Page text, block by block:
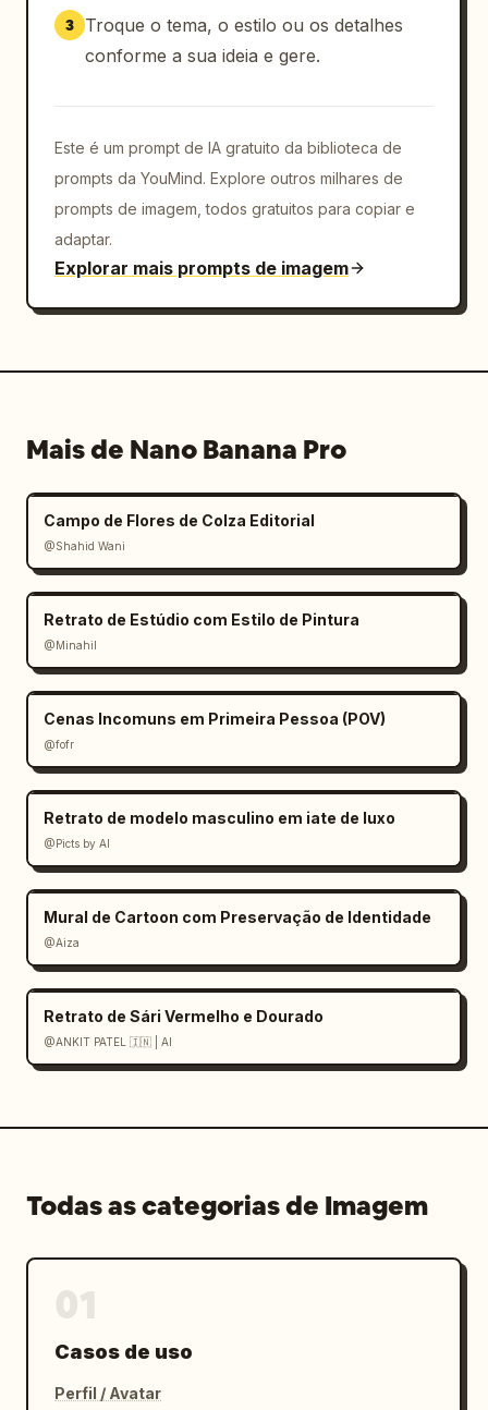
3
Troque o tema, o estilo ou os detalhes
conforme a sua ideia e gere.
Este é um prompt de IA gratuito da biblioteca de
prompts da YouMind. Explore outros milhares de
prompts de imagem, todos gratuitos para copiar e
adaptar.
Explorar mais prompts de imagem
Mais de Nano Banana Pro
Campo de Flores de Colza Editorial
@Shahid Wani
Retrato de Estúdio com Estilo de Pintura
@Minahil
Cenas Incomuns em Primeira Pessoa (POV)
@fofr
Retrato de modelo masculino em iate de luxo
@Picts by AI
Mural de Cartoon com Preservação de Identidade
@Aiza
Retrato de Sári Vermelho e Dourado
@ANKIT PATEL 🇮🇳 | AI
Todas as categorias de Imagem
Casos de uso
Perfil / Avatar